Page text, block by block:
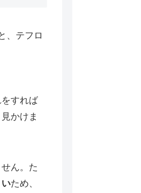
、テフロ
すれば
かけま
ん。た
ため、